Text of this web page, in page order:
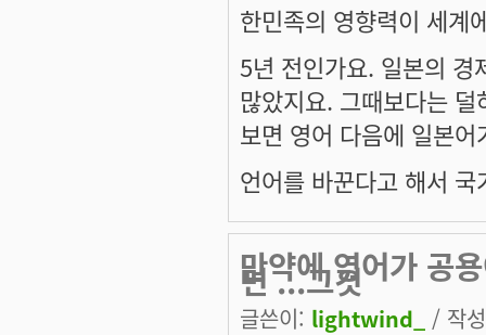
한민족의 영향력이 세계
5년 전인가요. 일본의 경
많았지요. 그때보다는
보면 영어 다음에 일본
언어를 바꾼다고 해서
만약에 영어가 공
면 ...그것
글쓴이: lightwind_ / 작